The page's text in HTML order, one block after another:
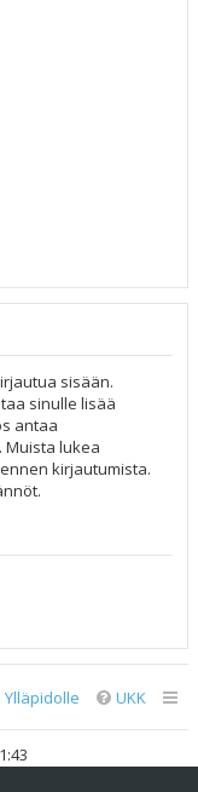
sisään.
sinulle lisää
antaa
lukea
kirjautumista.
UKK
Ylläpidolle